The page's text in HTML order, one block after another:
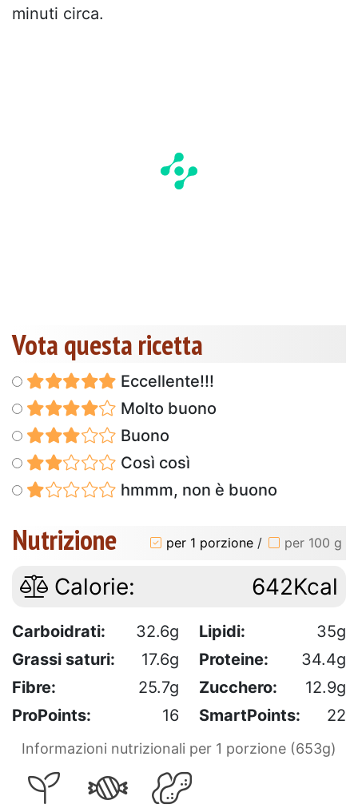
minuti circa.
Vota questa ricetta
Eccellente!!!
Molto buono
Buono
Così così
hmmm, non è buono
Nutrizione per 1 porzione / per 100 g
Calorie: 642Kcal
Carboidrati: 32.6g Lipidi:
35g
Grassi saturi:
17.6g Proteine:
34.4g
Fibre:
25.7g Zucchero:
12.9g
ProPoints:
16 SmartPoints: 22
Informazioni nutrizionali per 1 porzione (653g)